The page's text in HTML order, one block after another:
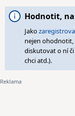
Hodnotit,
Jako
nejen ohodnotit,
diskutovat o ní
chci atd.).